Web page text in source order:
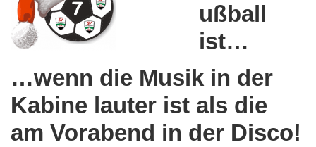
ußball
ist…
…wenn die Musik in der
Kabine lauter ist als die
am Vorabend in der Disco!